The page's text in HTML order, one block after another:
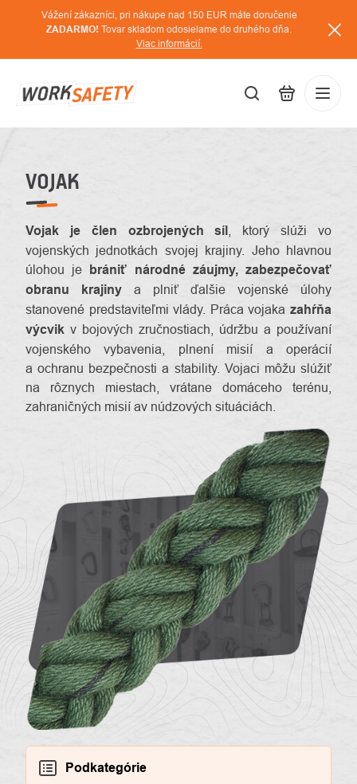
Vážení zákazníci, pri nákupe nad 150 EUR máte doručenie
ZADARMO! Tovar skladom odosielame do druhého dňa.
Viac informácií.
Kontakty
VOJAK
Vojak je člen ozbrojených síl , ktorý slúži vo
vojenských jednotkách svojej krajiny. Jeho hlavnou
úlohou je brániť národné záujmy, zabezpečovať
obranu krajiny a plniť ďalšie vojenské úlohy
stanovené predstaviteľmi vlády. Práca vojaka zahŕňa
výcvik v bojových zručnostiach, údržbu a používaní
vojenského vybavenia, plnení misií a operácií
a ochranu bezpečnosti a stability. Vojaci môžu slúžiť
na rôznych miestach, vrátane domáceho terénu,
zahraničných misií av núdzových situáciách.
Podkategórie